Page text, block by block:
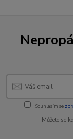
Souhlasím se
Můžete se